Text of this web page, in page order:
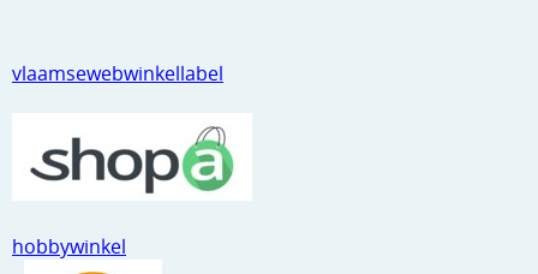
Ribbelaar
Speciaal papier
Stempels en zo
vlaamsewebwinkellabel
hobbywinkel